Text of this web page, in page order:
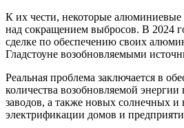
К их чести, некоторые
над сокращением выбросов. В 2024
сделке по обеспечению своих
Гладстоуне возобновляемыми
Реальная проблема заключается в
количества возобновляемой
заводов, а также новых солнечных и
электрификации домов и